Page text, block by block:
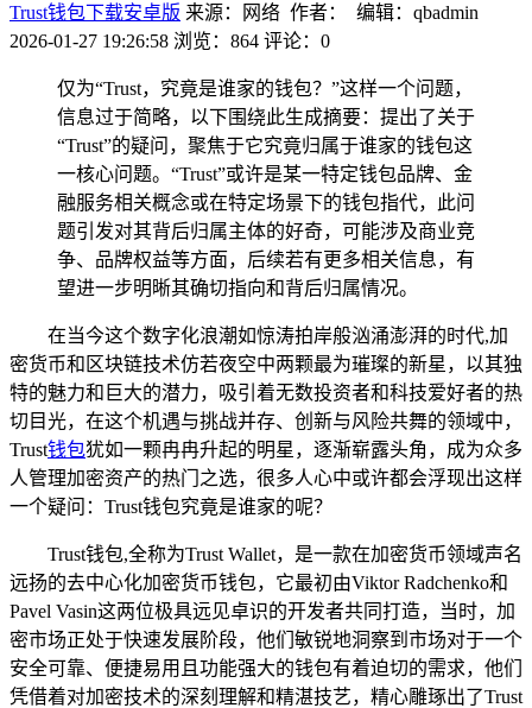
Trust钱包下载安卓版 来源：网络 作者： 编辑：qbadmin
2026-01-27 19:26:58 浏览：864 评论：0
仅为“Trust，究竟是谁家的钱包？”这样一个问题，
信息过于简略，以下围绕此生成摘要：提出了关于
“Trust”的疑问，聚焦于它究竟归属于谁家的钱包这
一核心问题。“Trust”或许是某一特定钱包品牌、金
融服务相关概念或在特定场景下的钱包指代，此问
题引发对其背后归属主体的好奇，可能涉及商业竞
争、品牌权益等方面，后续若有更多相关信息，有
望进一步明晰其确切指向和背后归属情况。
在当今这个数字化浪潮如惊涛拍岸般汹涌澎湃的时代,加
密货币和区块链技术仿若夜空中两颗最为璀璨的新星，以其独
特的魅力和巨大的潜力，吸引着无数投资者和科技爱好者的热
切目光，在这个机遇与挑战并存、创新与风险共舞的领域中，
Trust钱包犹如一颗冉冉升起的明星，逐渐崭露头角，成为众多
人管理加密资产的热门之选，很多人心中或许都会浮现出这样
一个疑问：Trust钱包究竟是谁家的呢？
Trust钱包,全称为Trust Wallet，是一款在加密货币领域声名
远扬的去中心化加密货币钱包，它最初由Viktor Radchenko和
Pavel Vasin这两位极具远见卓识的开发者共同打造，当时，加
密市场正处于快速发展阶段，他们敏锐地洞察到市场对于一个
安全可靠、便捷易用且功能强大的钱包有着迫切的需求，他们
凭借着对加密技术的深刻理解和精湛技艺，精心雕琢出了Trust